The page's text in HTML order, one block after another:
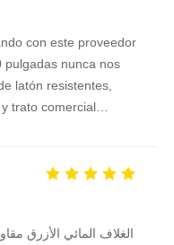
con este proveedor
pulgadas nunca nos
latón resistentes,
trato comercial
الغلاف المائي الأزرق